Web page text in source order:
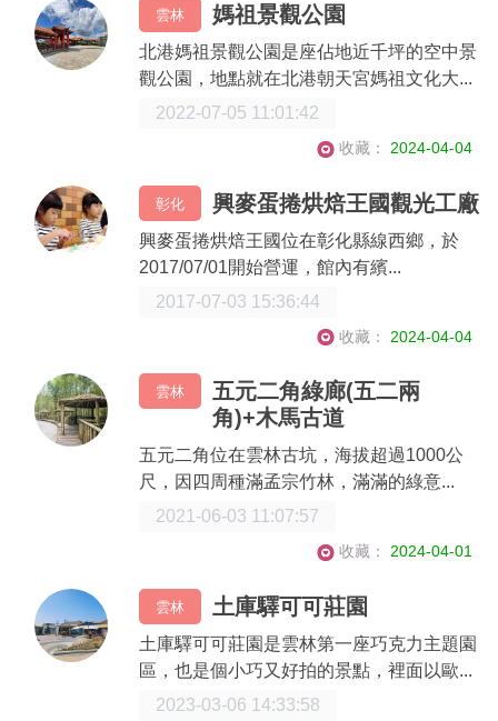
雲林 媽祖景觀公園
北港媽祖景觀公園是座佔地近千坪的空中景
觀公園，地點就在北港朝天宮媽祖文化大...
2022-07-05 11:01:42
收藏： 2024-04-04
彰化 興麥蛋捲烘焙王國觀光工廠
興麥蛋捲烘焙王國位在彰化縣線西鄉，於
2017/07/01開始營運，館內有繽...
2017-07-03 15:36:44
收藏： 2024-04-04
雲林
五元二角綠廊(五二兩
角)+木馬古道
五元二角位在雲林古坑，海拔超過1000公
尺，因四周種滿孟宗竹林，滿滿的綠意...
2021-06-03 11:07:57
收藏： 2024-04-01
雲林 土庫驛可可莊園
土庫驛可可莊園是雲林第一座巧克力主題園
區，也是個小巧又好拍的景點，裡面以歐...
2023-03-06 14:33:58